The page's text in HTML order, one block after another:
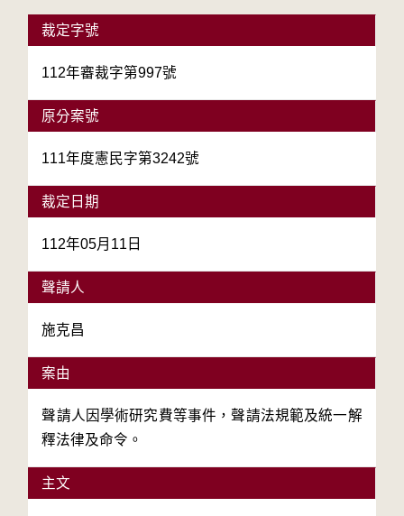
裁定字號
112年審裁字第997號
原分案號
111年度憲民字第3242號
裁定日期
112年05月11日
聲請人
施克昌
案由
聲請人因學術研究費等事件，聲請法規範及統一解
釋法律及命令。
主文